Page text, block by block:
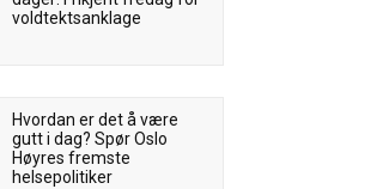
voldtektsanklage
Hvordan er det å være
gutt i dag? Spør Oslo
Høyres fremste
helsepolitiker